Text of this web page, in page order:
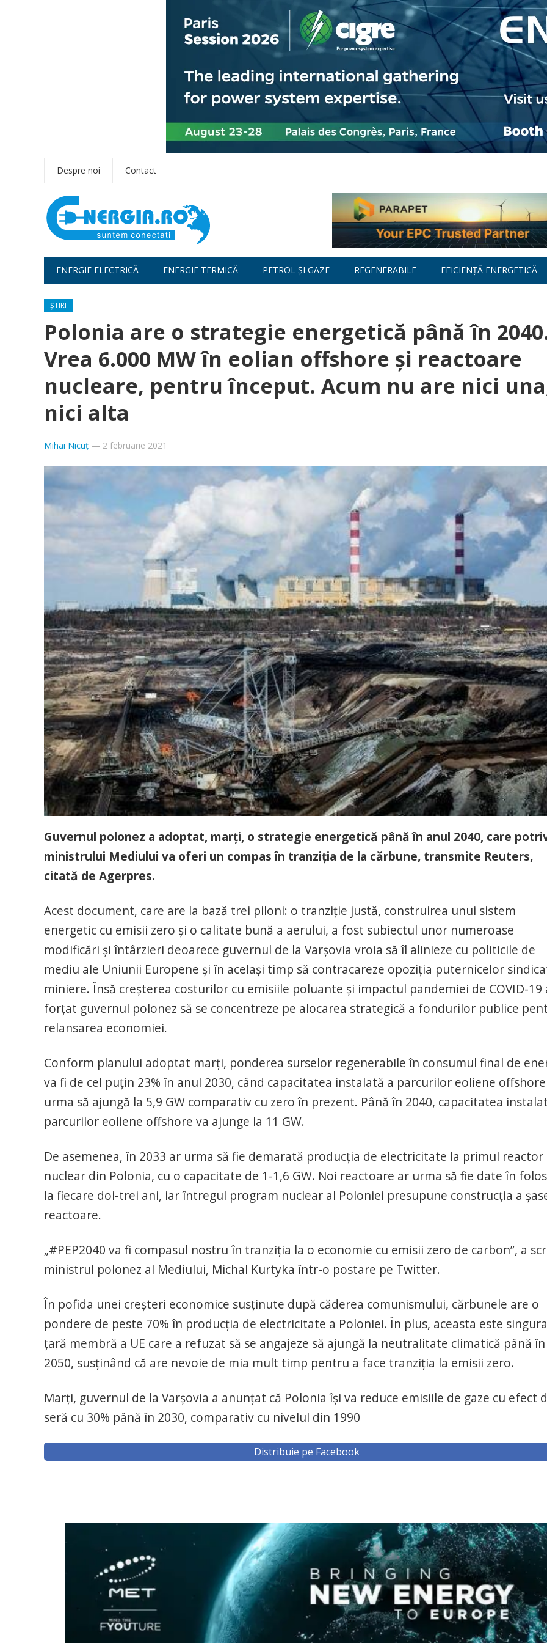
Despre noi Contact
ENERGIE ELECTRICĂ ENERGIE TERMICĂ PETROL ȘI GAZE REGENERABILE EFICIENȚĂ ENERGETICĂ
ȘTIRI
Polonia are o strategie energetică până în
Vrea 6.000 MW în eolian offshore și reactoare
nucleare, pentru început. Acum nu are nici
nici alta
Mihai Nicuț — 2 februarie 2021
Guvernul polonez a adoptat, marţi, o strategie energetică până în anul 2040, care
ministrului Mediului va oferi un compas în tranziţia de la cărbune, transmite Reuters,
citată de Agerpres.
Acest document, care are la bază trei piloni: o tranziţie justă, construirea unui sistem
energetic cu emisii zero şi o calitate bună a aerului, a fost subiectul unor numeroase
modificări şi întârzieri deoarece guvernul de la Varşovia vroia să îl alinieze cu politicile de
mediu ale Uniunii Europene şi în acelaşi timp să contracareze opoziţia puternicelor
miniere. Însă creşterea costurilor cu emisiile poluante şi impactul pandemiei de COVID-19
forţat guvernul polonez să se concentreze pe alocarea strategică a fondurilor publice
relansarea economiei.
Conform planului adoptat marţi, ponderea surselor regenerabile în consumul final de
va fi de cel puţin 23% în anul 2030, când capacitatea instalată a parcurilor eoliene
urma să ajungă la 5,9 GW comparativ cu zero în prezent. Până în 2040, capacitatea
parcurilor eoliene offshore va ajunge la 11 GW.
De asemenea, în 2033 ar urma să fie demarată producţia de electricitate la primul reactor
nuclear din Polonia, cu o capacitate de 1-1,6 GW. Noi reactoare ar urma să fie date în
la fiecare doi-trei ani, iar întregul program nuclear al Poloniei presupune construcţia a
reactoare.
„#PEP2040 va fi compasul nostru în tranziţia la o economie cu emisii zero de carbon”, a
ministrul polonez al Mediului, Michal Kurtyka într-o postare pe Twitter.
În pofida unei creşteri economice susţinute după căderea comunismului, cărbunele are o
pondere de peste 70% în producţia de electricitate a Poloniei. În plus, aceasta este singura
ţară membră a UE care a refuzat să se angajeze să ajungă la neutralitate climatică până în
2050, susţinând că are nevoie de mia mult timp pentru a face tranziţia la emisii zero.
Marţi, guvernul de la Varşovia a anunţat că Polonia îşi va reduce emisiile de gaze cu efect
seră cu 30% până în 2030, comparativ cu nivelul din 1990
Distribuie pe Facebook